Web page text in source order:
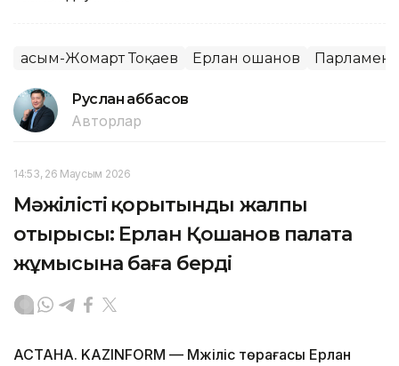
Қасым-Жомарт Тоқаев Ерлан Қошанов Парламент
Руслан Ғаббасов
Авторлар
14:53, 26 Маусым 2026
Мәжілістің қорытынды жалпы
отырысы: Ерлан Қошанов палата
жұмысына баға берді
АСТАНА. KAZINFORM — Мәжіліс төрағасы Ерлан